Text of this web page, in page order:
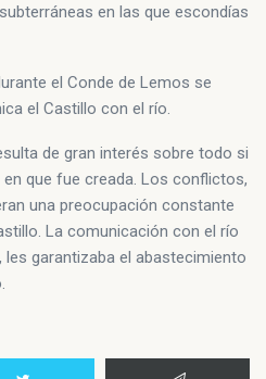
en las que escondías
el Conde de Lemos se
el Castillo con el río.
de gran interés sobre todo si
que fue creada. Los conflictos,
una preocupación constante
La comunicación con el río
garantizaba el abastecimiento